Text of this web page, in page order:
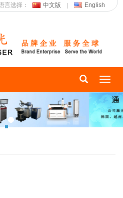
言选择： 中文版 English